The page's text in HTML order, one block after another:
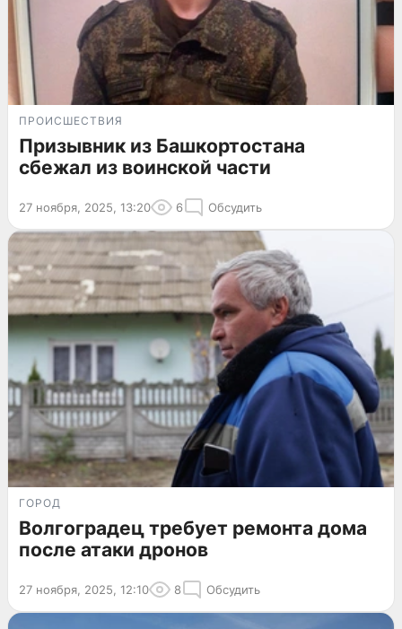
ПРОИСШЕСТВИЯ
Призывник из Башкортостана
сбежал из воинской части
27 ноября, 2025, 13:20 6 Обсудить
ГОРОД
Волгоградец требует ремонта дома
после атаки дронов
27 ноября, 2025, 12:10 8 Обсудить